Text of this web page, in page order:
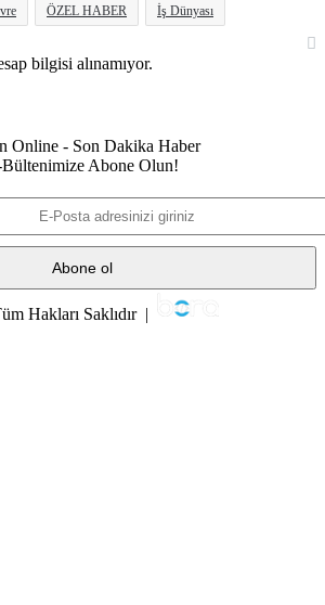
ÖZEL HABER İş Dünyası
bilgisi alınamıyor.
Online - Son Dakika Haber
Abone Olun!
Hakları Saklıdır |